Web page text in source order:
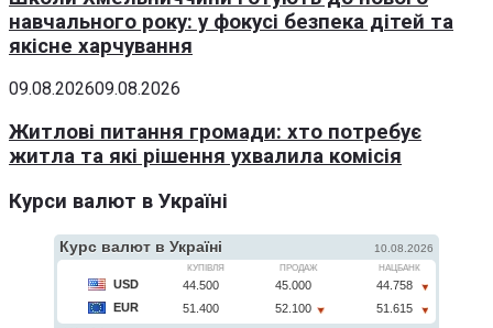
навчального року: у фокусі безпека дітей та
якісне харчування
09.08.202609.08.2026
Житлові питання громади: хто потребує
житла та які рішення ухвалила комісія
Курси валют в Україні